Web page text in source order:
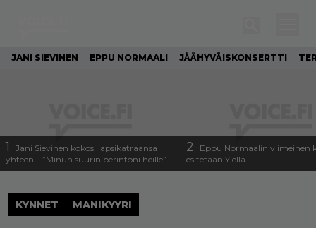
JANI SIEVINEN EPPU NORMAALI JÄÄHYVÄISKONSERTTI
1. Jani Sievinen kokosi lapsikatraansa
yhteen – ”Minun suurin perintöni heille”
2. Eppu Normaalin viimeinen
esitetään Ylellä
KYNNET MANIKYYRI